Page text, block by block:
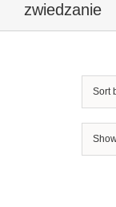
zwiedzanie
Sort